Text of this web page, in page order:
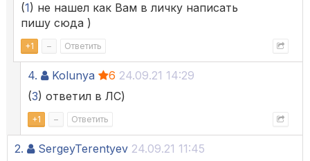
(1) не нашел как Вам в личку написать
пишу сюда )
+1 – Ответить
4. Kolunya 6 24.09.21 14:29
(3) ответил в ЛС)
+1 – Ответить
2. SergeyTerentyev 24.09.21 11:45